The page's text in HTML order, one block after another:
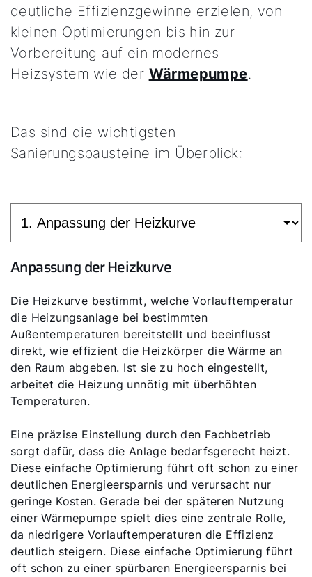
deutliche Effizienzgewinne erzielen, von
kleinen Optimierungen bis hin zur
Vorbereitung auf ein modernes
Heizsystem wie der Wärmepumpe.
Das sind die wichtigsten
Sanierungsbausteine im Überblick:
Anpassung der Heizkurve
Die Heizkurve bestimmt, welche Vorlauftemperatur
die Heizungsanlage bei bestimmten
Außentemperaturen bereitstellt und beeinflusst
direkt, wie effizient die Heizkörper die Wärme an
den Raum abgeben. Ist sie zu hoch eingestellt,
arbeitet die Heizung unnötig mit überhöhten
Temperaturen.
Eine präzise Einstellung durch den Fachbetrieb
sorgt dafür, dass die Anlage bedarfsgerecht heizt.
Diese einfache Optimierung führt oft schon zu einer
deutlichen Energieersparnis und verursacht nur
geringe Kosten. Gerade bei der späteren Nutzung
einer Wärmepumpe spielt dies eine zentrale Rolle,
da niedrigere Vorlauftemperaturen die Effizienz
deutlich steigern. Diese einfache Optimierung führt
oft schon zu einer spürbaren Energieersparnis bei